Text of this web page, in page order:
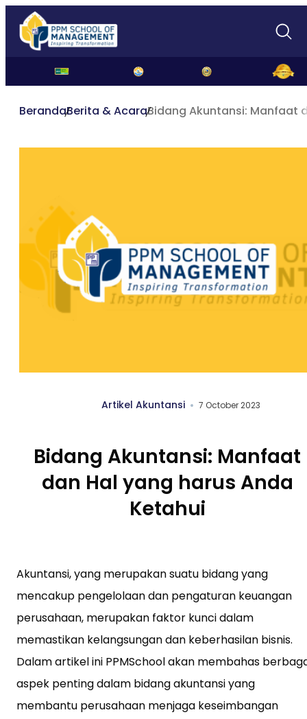
BerandaBerita & AcaraBidang Akuntansi: Manfaat
Artikel Akuntansi 7 October 2023
Bidang Akuntansi: Manfaat
dan Hal yang harus Anda
Ketahui
Akuntansi, yang merupakan suatu bidang yang
mencakup pengelolaan dan pengaturan keuangan
perusahaan, merupakan faktor kunci dalam
memastikan kelangsungan dan keberhasilan bisnis.
Dalam artikel ini PPMSchool akan membahas
aspek penting dalam bidang akuntansi yang
membantu perusahaan menjaga keseimbangan